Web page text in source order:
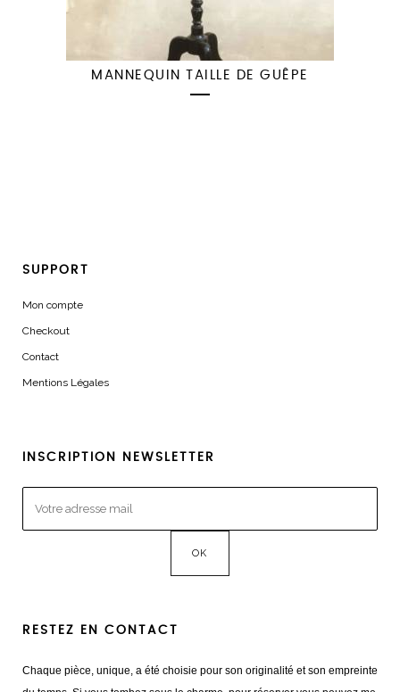
MANNEQUIN TAILLE DE GUÊPE
SUPPORT
Mon compte
Checkout
Contact
Mentions Légales
INSCRIPTION NEWSLETTER
RESTEZ EN CONTACT
Chaque pièce, unique, a été choisie pour son originalité et son empreinte